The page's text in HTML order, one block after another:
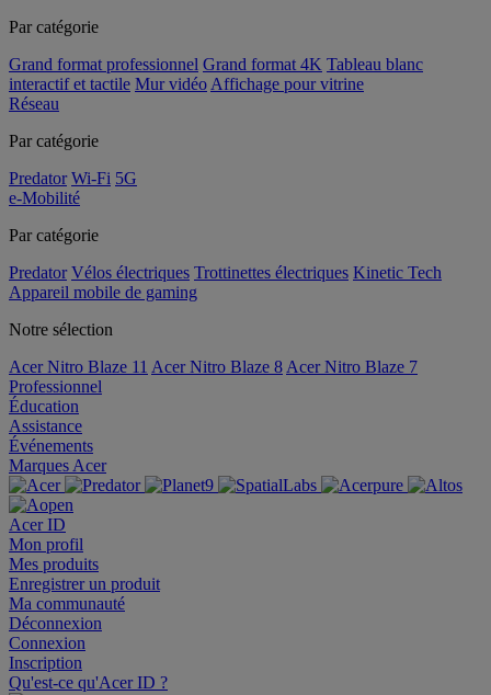
Par catégorie
Grand format professionnel Grand format 4K Tableau blanc
interactif et tactile Mur vidéo Affichage pour vitrine
Réseau
Par catégorie
Predator Wi-Fi 5G
e-Mobilité
Par catégorie
Predator Vélos électriques Trottinettes électriques Kinetic Tech
Appareil mobile de gaming
Notre sélection
Acer Nitro Blaze 11 Acer Nitro Blaze 8 Acer Nitro Blaze 7
Professionnel
Éducation
Assistance
Événements
Marques Acer
Acer ID
Mon profil
Mes produits
Enregistrer un produit
Ma communauté
Déconnexion
Connexion
Inscription
Qu'est-ce qu'Acer ID ?